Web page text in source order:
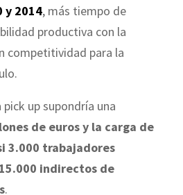
y 2014, más tiempo de
productiva con la
competitividad para la
up supondría una
de euros y la carga de
3.000 trabajadores
indirectos de
.